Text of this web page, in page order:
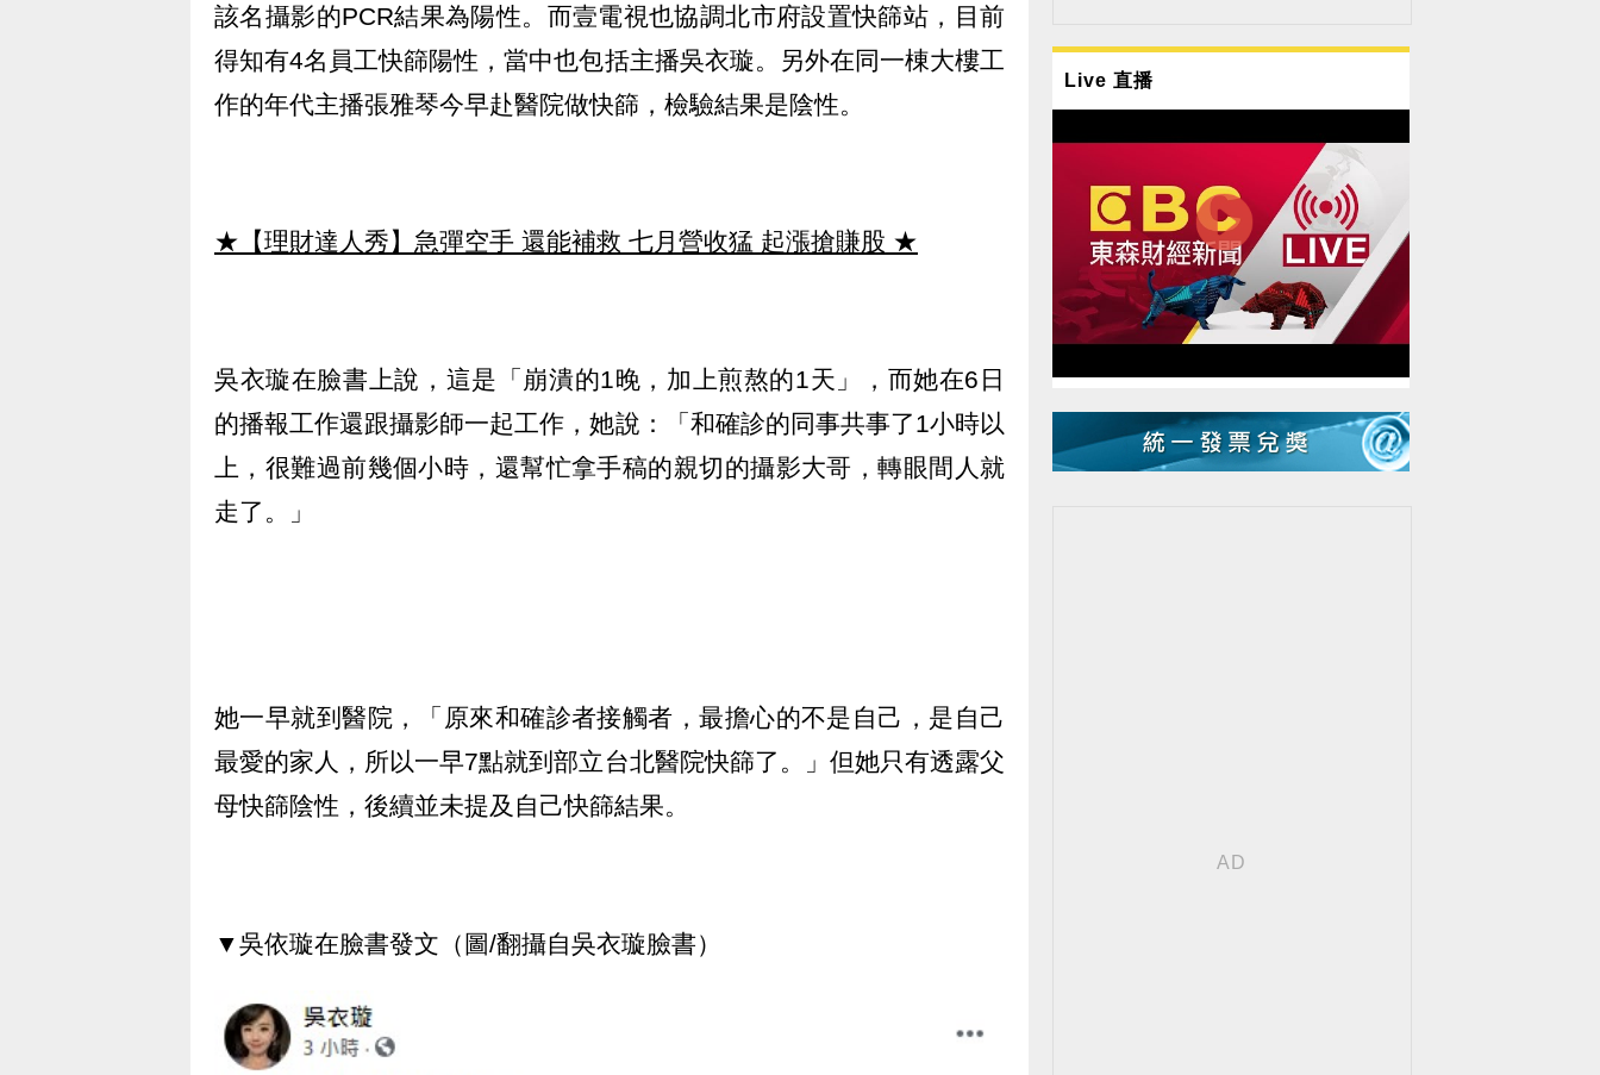
該名攝影的PCR結果為陽性。而壹電視也協調北市府設置快篩站，目前
得知有4名員工快篩陽性，當中也包括主播吳衣璇。另外在同一棟大樓工
作的年代主播張雅琴今早赴醫院做快篩，檢驗結果是陰性。
★【理財達人秀】急彈空手 還能補救 七月營收猛 起漲搶賺股 ★
吳衣璇在臉書上說，這是「崩潰的1晚，加上煎熬的1天」，而她在6日
的播報工作還跟攝影師一起工作，她說：「和確診的同事共事了1小時以
上，很難過前幾個小時，還幫忙拿手稿的親切的攝影大哥，轉眼間人就
走了。」
她一早就到醫院，「原來和確診者接觸者，最擔心的不是自己，是自己
最愛的家人，所以一早7點就到部立台北醫院快篩了。」但她只有透露父
母快篩陰性，後續並未提及自己快篩結果。
▼吳依璇在臉書發文（圖/翻攝自吳衣璇臉書）
Live 直播